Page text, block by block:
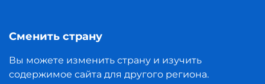
Сменить страну
Вы можете изменить страну и изучить
содержимое сайта для другого региона.